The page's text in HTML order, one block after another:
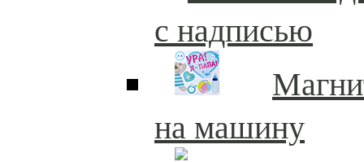
с надписью
на машину